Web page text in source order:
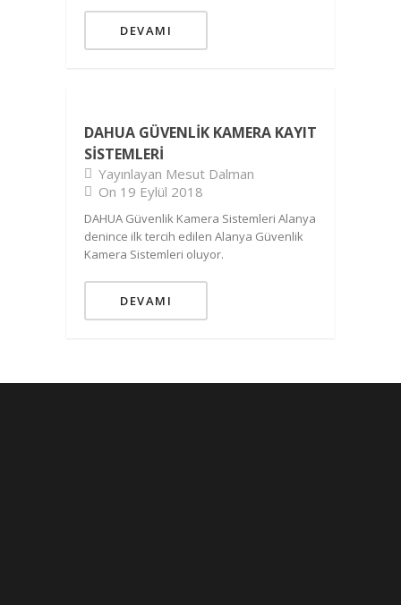
DEVAMI
DAHUA GÜVENLIK KAMERA KAYIT
SISTEMLERI
Yayınlayan Mesut Dalman
On 19 Eylül 2018
DAHUA Güvenlik Kamera Sistemleri Alanya
denince ilk tercih edilen Alanya Güvenlik
Kamera Sistemleri oluyor.
DEVAMI